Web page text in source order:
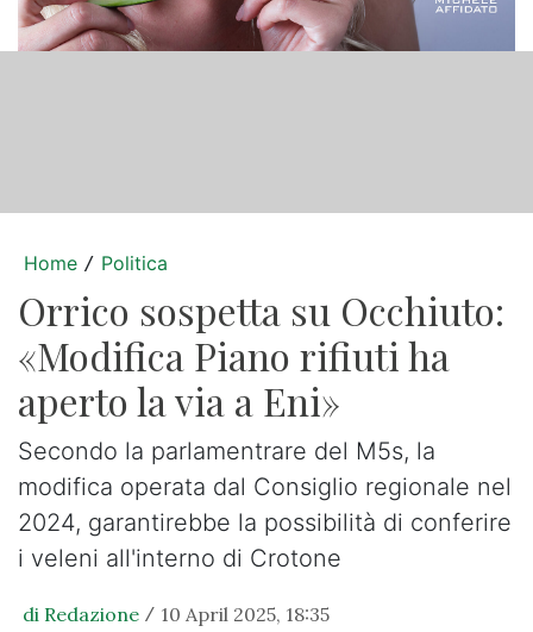
Home / Politica
Orrico sospetta su Occhiuto:
«Modifica Piano rifiuti ha
aperto la via a Eni»
Secondo la parlamentrare del M5s, la
modifica operata dal Consiglio regionale nel
2024, garantirebbe la possibilità di conferire
i veleni all'interno di Crotone
di Redazione / 10 April 2025, 18:35